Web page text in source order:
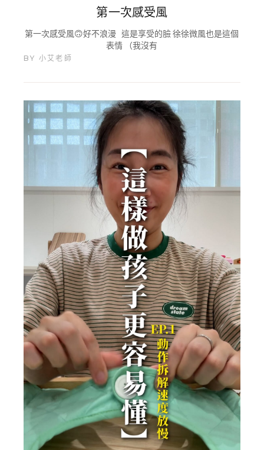
第一次感受風
第一次感受風🙃好不浪漫 這是享受的臉 徐徐微風也是這個
表情 （我沒有
BY 小艾老師